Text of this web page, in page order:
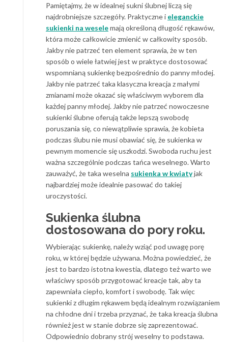
Pamiętajmy, że w idealnej sukni ślubnej liczą się
najdrobniejsze szczegóły. Praktyczne i eleganckie
sukienki na weselemają określoną długość rękawów,
która może całkowicie zmienić w całkowity sposób.
Jakby nie patrzeć ten element sprawia, że w ten
sposób o wiele łatwiej jest w praktyce dostosować
wspomnianą sukienkę bezpośrednio do panny młodej.
Jakby nie patrzeć taka klasyczna kreacja z małymi
zmianami może okazać się właściwym wyborem dla
każdej panny młodej. Jakby nie patrzeć nowoczesne
sukienki ślubne oferują także lepszą swobodę
poruszania się, co niewątpliwie sprawia, że kobieta
podczas ślubu nie musi obawiać się, że sukienka w
pewnym momencie się uszkodzi. Swoboda ruchu jest
ważna szczególnie podczas tańca weselnego. Warto
zauważyć, że taka weselna sukienka w kwiatyjak
najbardziej może idealnie pasować do takiej
uroczystości.
Sukienka ślubna
dostosowana do pory roku.
Wybierając sukienkę, należy wziąć pod uwagę porę
roku, w której będzie używana. Można powiedzieć, że
jest to bardzo istotna kwestia, dlatego też warto we
właściwy sposób przygotować kreacje tak, aby ta
zapewniała ciepło, komfort i swobodę. Tak więc
sukienki z długim rękawem będą idealnym rozwiązaniem
na chłodne dni i trzeba przyznać, że taka kreacja ślubna
również jest w stanie dobrze się zaprezentować.
Odpowiednio dobrany strój weselny to podstawa.